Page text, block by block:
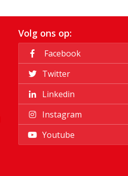
Volg ons op:
Facebook
Twitter
Linkedin
Instagram
Youtube